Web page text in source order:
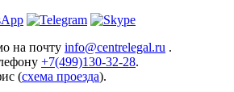
на почту info@centrelegal.ru .
+7(499)130-32-28.
(схема проезда).